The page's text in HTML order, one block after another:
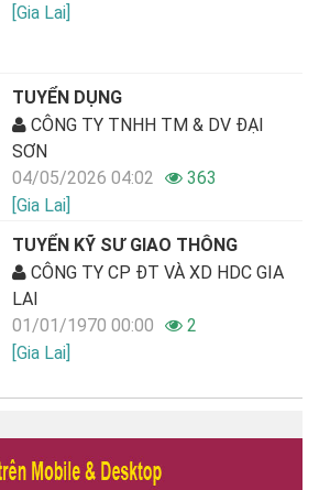
[Gia Lai]
TUYỂN DỤNG
CÔNG TY TNHH TM & DV ĐẠI
SƠN
04/05/2026 04:02
363
[Gia Lai]
TUYỂN KỸ SƯ GIAO THÔNG
CÔNG TY CP ĐT VÀ XD HDC GIA
LAI
01/01/1970 00:00
2
[Gia Lai]